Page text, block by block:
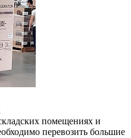
помещениях и
перевозить большие